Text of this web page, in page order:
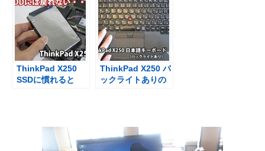
ThinkPad X250
SSDに慣れると
ThinkPad X250 バ
ックライトありの